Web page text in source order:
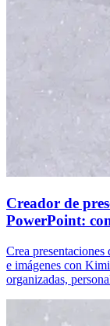
Creador de
PowerPoint:
Crea
e imágenes con
organizadas,